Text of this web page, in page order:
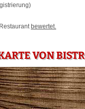
bewertet.
VON